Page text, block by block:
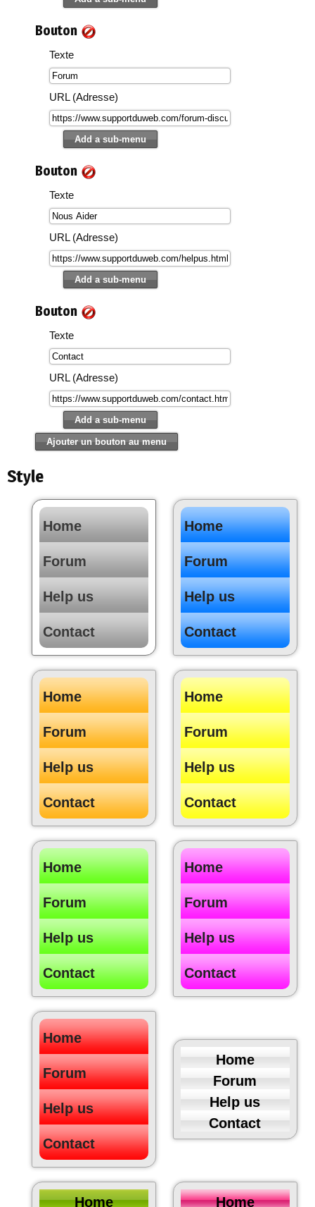
Bouton
Texte
URL (Adresse)
Bouton
Texte
URL (Adresse)
Bouton
Texte
URL (Adresse)
Style
Home
Forum
Help us
Contact
Home
Forum
Help us
Contact
Home
Forum
Help us
Contact
Home
Forum
Help us
Contact
Home
Forum
Help us
Contact
Home
Forum
Help us
Contact
Home
Forum
Help us
Contact
Home
Forum
Help us
Contact
Home Home